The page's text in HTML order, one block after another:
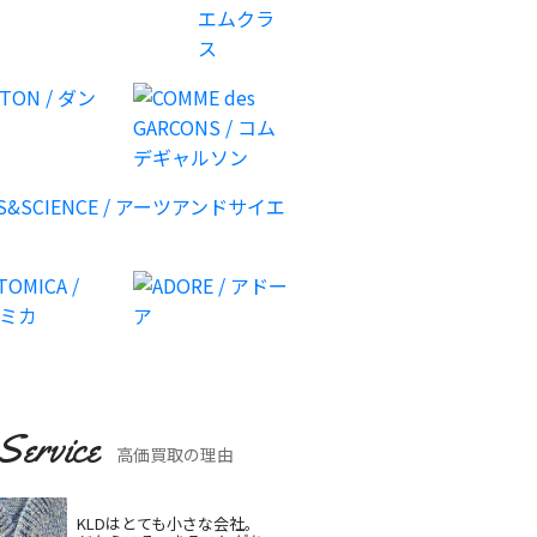
高価買取の理由
KLDはとても小さな会社。